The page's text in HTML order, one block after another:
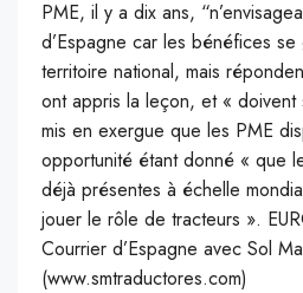
PME, il y a dix ans,
d’Espagne car les bénéfices
territoire national, mais
ont appris la leçon, et « doivent
mis en exergue que les PME
opportunité étant donné « que
déjà présentes à échelle
jouer le rôle de tracteurs ».
Courrier d’Espagne avec Sol
(www.smtraductores.com)